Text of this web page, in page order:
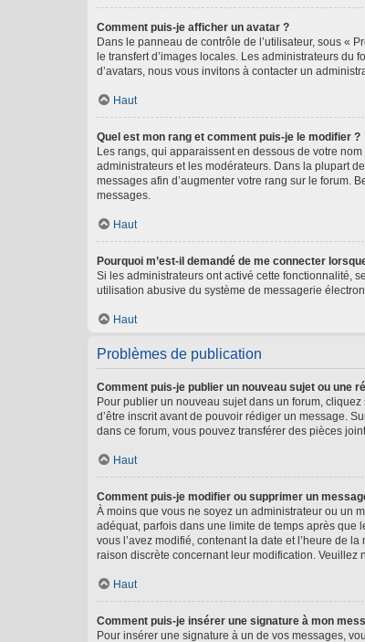
Comment puis-je afficher un avatar ?
Dans le panneau de contrôle de l’utilisateur, sous «
le transfert d’images locales. Les administrateurs du
d’avatars, nous vous invitons à contacter un
Haut
Quel est mon rang et comment puis-je le modifier ?
Les rangs, qui apparaissent en dessous de votre
administrateurs et les modérateurs. Dans la plupart
messages afin d’augmenter votre rang sur le forum.
messages.
Haut
Pourquoi m’est-il demandé de me connecter
Si les administrateurs ont activé cette fonctionnalité,
utilisation abusive du système de messagerie
Haut
Problèmes de publication
Comment puis-je publier un nouveau sujet ou une
Pour publier un nouveau sujet dans un forum,
d’être inscrit avant de pouvoir rédiger un message.
dans ce forum, vous pouvez transférer des pièces
Haut
Comment puis-je modifier ou supprimer un
À moins que vous ne soyez un administrateur ou un
adéquat, parfois dans une limite de temps après que
vous l’avez modifié, contenant la date et l’heure de
raison discrète concernant leur modification.
Haut
Comment puis-je insérer une signature à mon
Pour insérer une signature à un de vos messages,